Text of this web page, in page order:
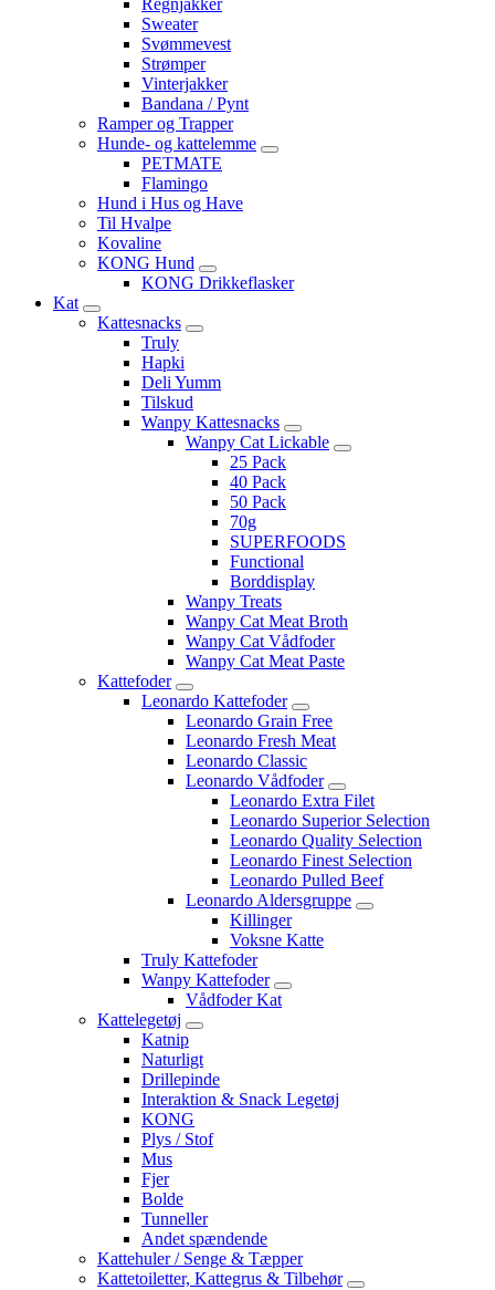
Sweater
Svømmevest
Strømper
Vinterjakker
Bandana / Pynt
Ramper og Trapper
Hunde- og kattelemme
PETMATE
Flamingo
Hund i Hus og Have
Til Hvalpe
Kovaline
KONG Hund
KONG Drikkeflasker
Kat
Kattesnacks
Truly
Hapki
Deli Yumm
Tilskud
Wanpy Kattesnacks
Wanpy Cat Lickable
25 Pack
40 Pack
50 Pack
70g
SUPERFOODS
Functional
Borddisplay
Wanpy Treats
Wanpy Cat Meat Broth
Wanpy Cat Vådfoder
Wanpy Cat Meat Paste
Kattefoder
Leonardo Kattefoder
Leonardo Grain Free
Leonardo Fresh Meat
Leonardo Classic
Leonardo Vådfoder
Leonardo Extra Filet
Leonardo Superior Selection
Leonardo Quality Selection
Leonardo Finest Selection
Leonardo Pulled Beef
Leonardo Aldersgruppe
Killinger
Voksne Katte
Truly Kattefoder
Wanpy Kattefoder
Vådfoder Kat
Kattelegetøj
Katnip
Naturligt
Drillepinde
Interaktion & Snack Legetøj
KONG
Plys / Stof
Mus
Fjer
Bolde
Tunneller
Andet spændende
Kattehuler / Senge & Tæpper
Kattetoiletter, Kattegrus & Tilbehør